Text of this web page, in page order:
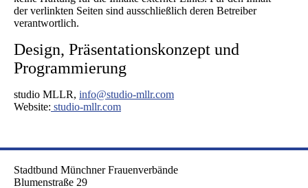
der verlinkten Seiten sind ausschließlich deren Betreiber
verantwortlich.
Design, Präsentationskonzept und
Programmierung
studio MLLR, info@studio-mllr.com
Website: studio-mllr.com
Stadtbund Münchner Frauenverbände
Blumenstraße 29